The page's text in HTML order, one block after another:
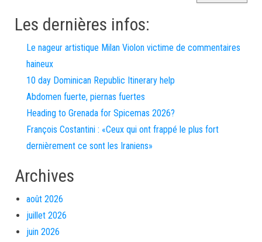
Les dernières infos:
Le nageur artistique Milan Violon victime de commentaires
haineux
10 day Dominican Republic Itinerary help
Abdomen fuerte, piernas fuertes
Heading to Grenada for Spicemas 2026?
François Costantini : «Ceux qui ont frappé le plus fort
dernièrement ce sont les Iraniens»
Archives
août 2026
juillet 2026
juin 2026